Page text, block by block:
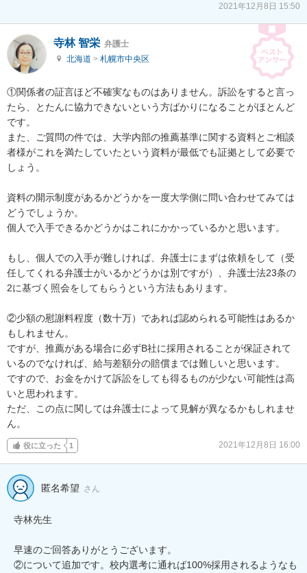
2021年12月8日 15:50
寺林 智栄 弁護士
北海道 > 札幌市中央区
①関係者の証言ほど不確実なものはありません。訴訟をすると言っ
たら、とたんに協力できないという方ばかりになることがほとんど
です。
また、ご質問の件では、大学内部の推薦基準に関する資料とご相談
者様がこれを満たしていたという資料が最低でも証拠として必要で
しょう。
資料の開示制度があるかどうかを一度大学側に問い合わせてみては
どうでしょうか。
個人で入手できるかどうかはこれにかかっているかと思います。
もし、個人での入手が難しければ、弁護士にまずは依頼をして（受
任してくれる弁護士がいるかどうかは別ですが）、弁護士法23条の
2に基づく照会をしてもらうという方法もあります。
②少額の慰謝料程度（数十万）であれば認められる可能性はあるか
もしれません。
ですが、推薦がある場合に必ずB社に採用されることが保証されて
いるのでなければ、給与差額分の賠償までは難しいと思います。
ですので、お金をかけて訴訟をしても得るものが少ない可能性は高
いと思われます。
ただ、この点に関しては弁護士によって見解が異なるかもしれませ
ん。
役に立った 1 2021年12月8日 16:00
匿名希望 さん
寺林先生
早速のご回答ありがとうございます。
②について追加です。校内選考に通れば100%採用されるようなも